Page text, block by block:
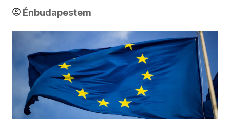
Énbudapestem